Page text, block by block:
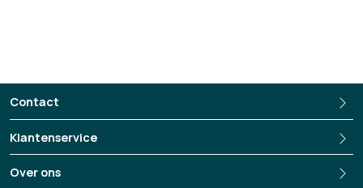
Hãhã-wijnen brengen mensen samen, roepen lachende
momenten op en maken alledaagse gelegenheden
bijzonder. Ze vertellen een verhaal van familie, van land en
van gemeenschap, een verhaal dat wordt gedeeld in elke
glasrand, bij elk gesprek en in elke adem die verbindt.
Contact
Klantenservice
Over ons